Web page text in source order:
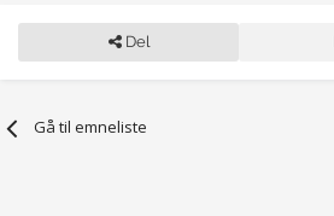
Del
Gå til emneliste